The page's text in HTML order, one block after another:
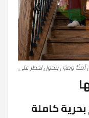
آمنًا ومتى يتحول لخطر على